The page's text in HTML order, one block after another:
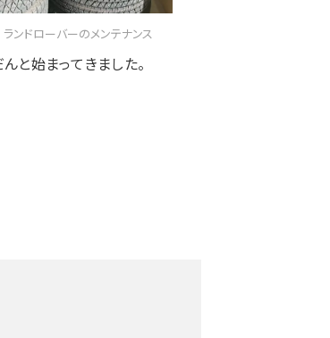
ランドローバーのメンテナンス
と始まってきました。